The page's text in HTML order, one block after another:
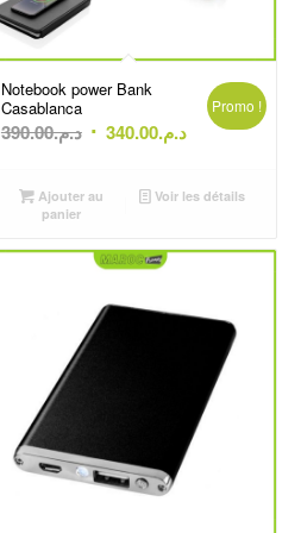
Notebook power Bank
Casablanca
د.م.390.00
Le
initial
د.م.390.00.
د.م.340.00
Le
actuel
د.م.340.00.
Promo !
Ajouter au
panier
Voir les détails